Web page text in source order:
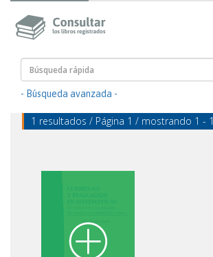
- Búsqueda avanzada -
1 resultados / Página 1 / mostrando 1 - 1